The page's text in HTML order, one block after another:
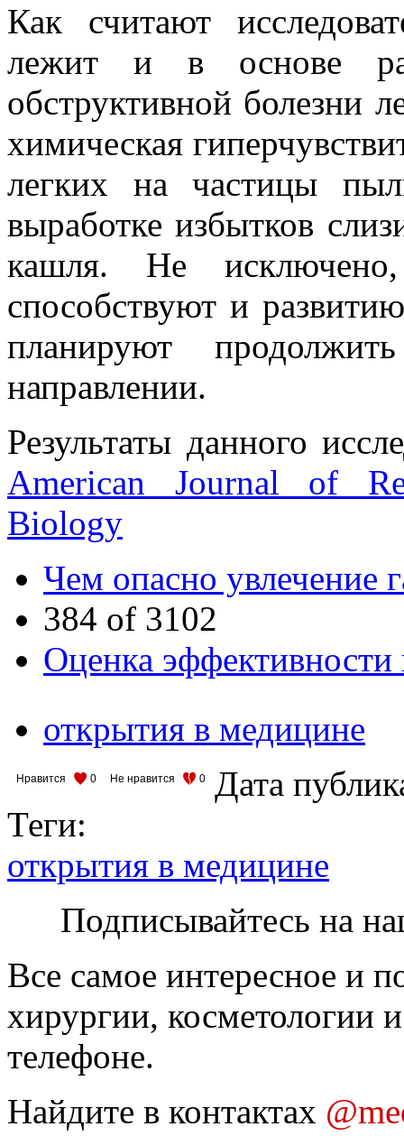
Как считают
лежит и в основе
обструктивной болезни
химическая
легких на частицы
выработке избытков
кашля. Не
способствуют и
планируют
направлении.
Результаты данного
American Journal of
Biology
Чем опасно увлечение
384 of 3102
Оценка эффективности
открытия в медицине
Нравится 0 Не нравится 0
Дата
Теги:
открытия в медицине
Подписывайтесь на
Все самое интересное и
хирургии, косметологии
телефоне.
Найдите в контактах